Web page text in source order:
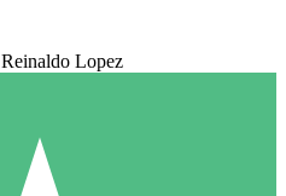
Reinaldo Lopez